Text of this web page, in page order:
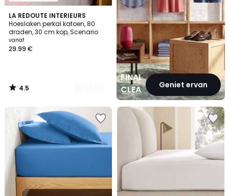
LA REDOUTE INTERIEURS
Hoeslaken perkal katoen, 80
draden, 30 cm kop, Scenario
vanaf
29.99 €
4.5
/ 5
21
Kleuren
4.5
/
FINAL
CLEARANCEGeniet ervan